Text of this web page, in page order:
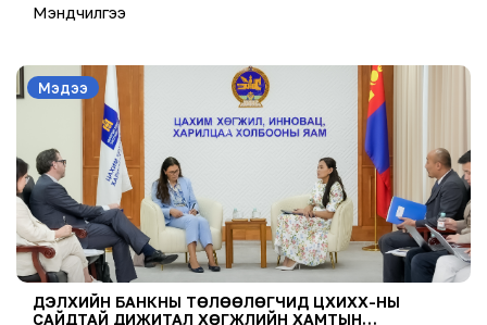
Мэндчилгээ
Мэдээ
ДЭЛХИЙН БАНКНЫ ТӨЛӨӨЛӨГЧИД ЦХИХХ-НЫ
САЙДТАЙ ДИЖИТАЛ ХӨГЖЛИЙН ХАМТЫН